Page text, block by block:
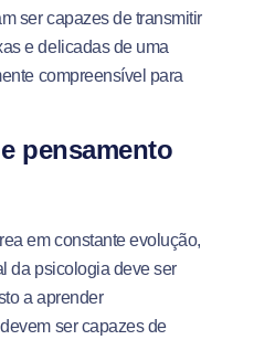
ser capazes de transmitir
e delicadas de uma
compreensível para
pensamento
em constante evolução,
da psicologia deve ser
a aprender
ser capazes de